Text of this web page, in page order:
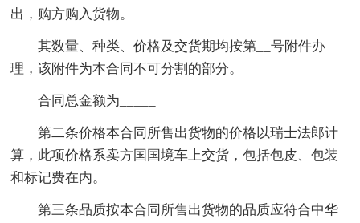
出，购方购入货物。
其数量、种类、价格及交货期均按第__号附件办
理，该附件为本合同不可分割的部分。
合同总金额为_____
第二条价格本合同所售出货物的价格以瑞士法郎计
算，此项价格系卖方国国境车上交货，包括包皮、包装
和标记费在内。
第三条品质按本合同所售出货物的品质应符合中华